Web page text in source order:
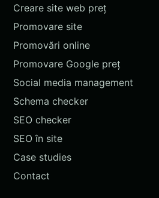
Creare site web preț
Promovare site
Promovări online
Promovare Google preț
Social media management
Schema checker
SEO checker
SEO în site
Case studies
Contact